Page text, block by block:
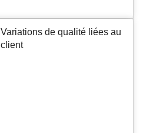
Variations de qualité liées au
client